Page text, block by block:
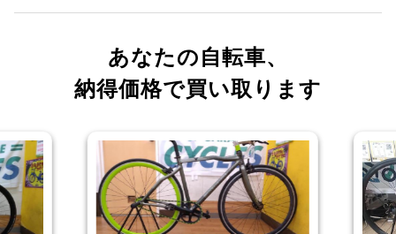
あなたの自転車、
納得価格で買い取ります